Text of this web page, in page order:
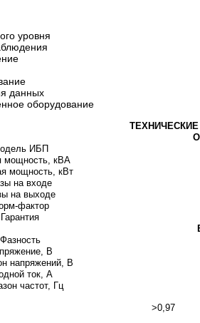
уровня
данных
оборудование
ИБП
мощность, кВА
мощность, кВт
на входе
на выходе
фактор
Гарантия
Фазность
В
напряжений, В
ток, А
частот, Гц
>0,97